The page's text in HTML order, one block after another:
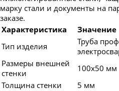
марку стали и документы на
заказе.
Характеристика
Значение
Тип изделия
Труба
Размеры внешней
стенки
100х50 мм
Толщина стенки
5 мм